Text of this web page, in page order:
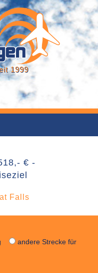
1999
€ -
Falls
andere Strecke für